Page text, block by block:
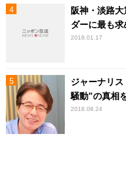
阪神・淡路
ダーに最も
2018.01.17
ジャーナリ
騒動”の真相
2018.08.24